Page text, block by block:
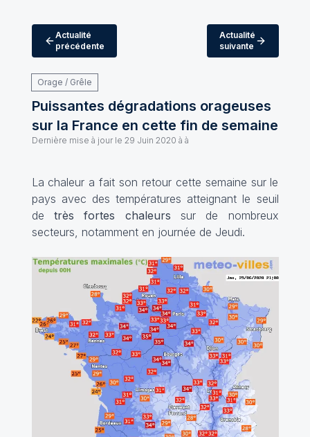
Actualité
précédente
Actualité
suivante
Orage / Grêle
Puissantes dégradations orageuses
sur la France en cette fin de semaine
Dernière mise à jour le 29 Juin 2020 à à
La chaleur a fait son retour cette semaine sur le
pays avec des températures atteignant le seuil
de très fortes chaleurs sur de nombreux
secteurs, notamment en journée de Jeudi.